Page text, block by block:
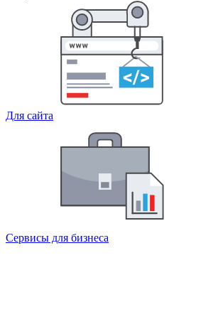
Для сайта
Сервисы для бизнеса